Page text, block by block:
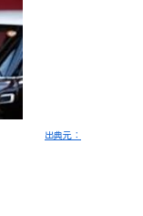
出典元：